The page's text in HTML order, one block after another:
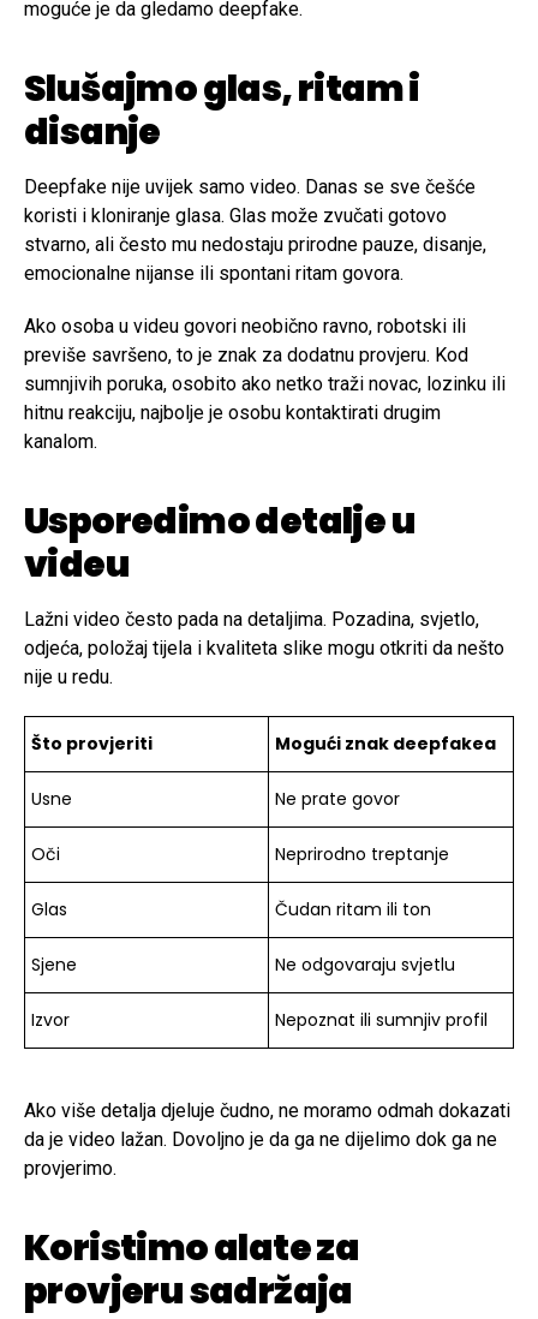
moguće je da gledamo deepfake.
Slušajmo glas, ritam i
disanje
Deepfake nije uvijek samo video. Danas se sve češće
koristi i kloniranje glasa. Glas može zvučati gotovo
stvarno, ali često mu nedostaju prirodne pauze, disanje,
emocionalne nijanse ili spontani ritam govora.
Ako osoba u videu govori neobično ravno, robotski ili
previše savršeno, to je znak za dodatnu provjeru. Kod
sumnjivih poruka, osobito ako netko traži novac, lozinku ili
hitnu reakciju, najbolje je osobu kontaktirati drugim
kanalom.
Usporedimo detalje u
videu
Lažni video često pada na detaljima. Pozadina, svjetlo,
odjeća, položaj tijela i kvaliteta slike mogu otkriti da nešto
nije u redu.
Što provjeriti Mogući znak deepfakea
Usne Ne prate govor
Oči Neprirodno treptanje
Glas Čudan ritam ili ton
Sjene Ne odgovaraju svjetlu
Izvor Nepoznat ili sumnjiv profil
Ako više detalja djeluje čudno, ne moramo odmah dokazati
da je video lažan. Dovoljno je da ga ne dijelimo dok ga ne
provjerimo.
Koristimo alate za
provjeru sadržaja